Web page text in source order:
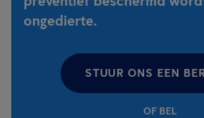
ongedierte.
STUUR ONS EEN
OF BEL